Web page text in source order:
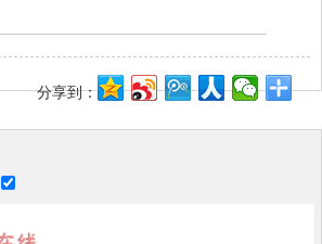
分享到：